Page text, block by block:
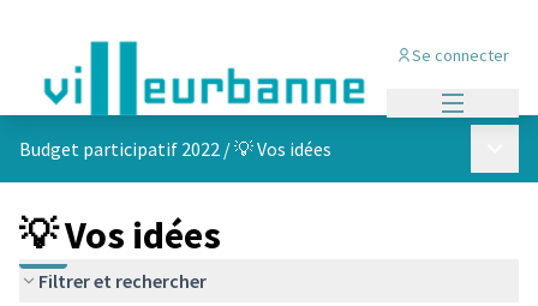
Se connecter
Budget participatif 2022 /💡 Vos idées
💡 Vos idées
Filtrer et rechercher